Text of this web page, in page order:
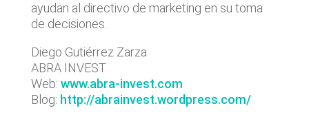
ayudan al directivo de marketing en su toma
de decisiones.
Diego Gutiérrez Zarza
ABRA INVEST
Web: www.abra-invest.com
Blog: http://abrainvest.wordpress.com/